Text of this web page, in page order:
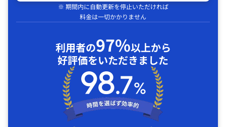
※ 期間内に自動更新を停止いただければ
料金は一切かかりません
利用者の97%以上から
好評価をいただきました